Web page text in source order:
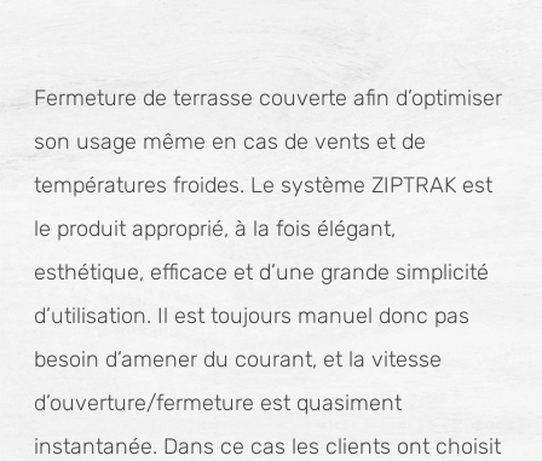
Fermeture de terrasse couverte afin d’optimiser
son usage même en cas de vents et de
températures froides. Le système ZIPTRAK est
le produit approprié, à la fois élégant,
esthétique, efficace et d’une grande simplicité
d’utilisation. Il est toujours manuel donc pas
besoin d’amener du courant, et la vitesse
d’ouverture/fermeture est quasiment
instantanée. Dans ce cas les clients ont choisit